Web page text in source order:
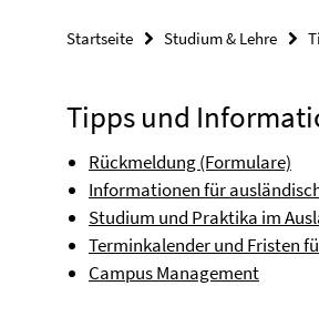
Startseite Studium & Lehre
Tipps und
Rückmeldung (Formulare)
Informationen für
Studium und Praktika im
Terminkalender und Fristen
Campus Management